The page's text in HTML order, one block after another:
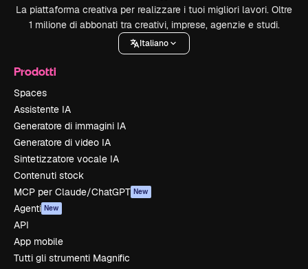
La piattaforma creativa per realizzare i tuoi migliori lavori. Oltre
1 milione di abbonati tra creativi, imprese, agenzie e studi.
Italiano
Prodotti
Spaces
Assistente IA
Generatore di immagini IA
Generatore di video IA
Sintetizzatore vocale IA
Contenuti stock
MCP per Claude/ChatGPT New
Agenti New
API
App mobile
Tutti gli strumenti Magnific